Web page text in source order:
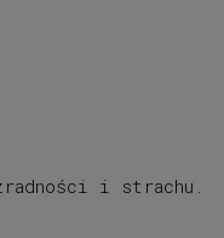
i strachu.